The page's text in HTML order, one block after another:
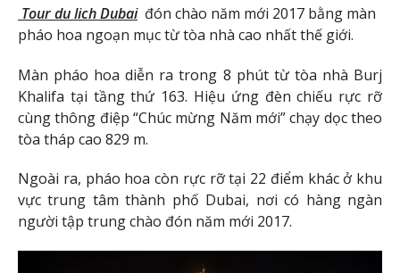
Tour du lich Dubai đón chào năm mới 2017 bằng màn
pháo hoa ngoạn mục từ tòa nhà cao nhất thế giới.
Màn pháo hoa diễn ra trong 8 phút từ tòa nhà Burj
Khalifa tại tầng thứ 163. Hiệu ứng đèn chiếu rực rỡ
cùng thông điệp “Chúc mừng Năm mới” chạy dọc theo
tòa tháp cao 829 m.
Ngoài ra, pháo hoa còn rực rỡ tại 22 điểm khác ở khu
vực trung tâm thành phố Dubai, nơi có hàng ngàn
người tập trung chào đón năm mới 2017.